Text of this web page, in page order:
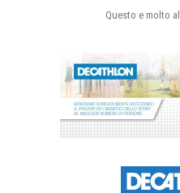
Questo e molto